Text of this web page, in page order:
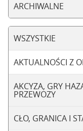
ARCHIWALNE
WSZYSTKIE
AKTUALNOŚCI Z
AKCYZA, GRY
PRZEWOZY
CŁO, GRANICA I